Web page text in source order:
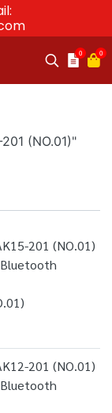
0 0
(NO.01)"
201 (NO.01)
201 (NO.01)